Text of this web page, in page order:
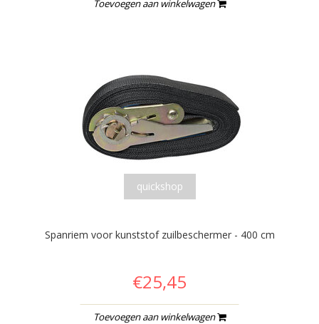
Toevoegen aan winkelwagen
quickshop
Spanriem voor kunststof zuilbeschermer - 400 cm
€25,45
Toevoegen aan winkelwagen